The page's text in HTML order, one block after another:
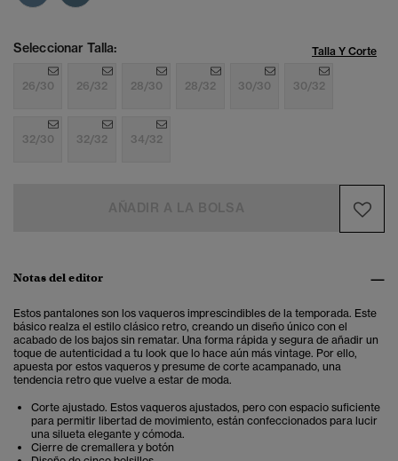
Seleccionar Talla: Talla Y Corte
26/30 26/32 28/30 28/32 30/30 30/32
32/30 32/32 34/32
Notas del editor
Estos pantalones son los vaqueros imprescindibles de la temporada. Este
básico realza el estilo clásico retro, creando un diseño único con el
acabado de los bajos sin rematar. Una forma rápida y segura de añadir un
toque de autenticidad a tu look que lo hace aún más vintage. Por ello,
apuesta por estos vaqueros y presume de corte acampanado, una
tendencia retro que vuelve a estar de moda.
Corte ajustado. Estos vaqueros ajustados, pero con espacio suficiente
para permitir libertad de movimiento, están confeccionados para lucir
una silueta elegante y cómoda.
Cierre de cremallera y botón